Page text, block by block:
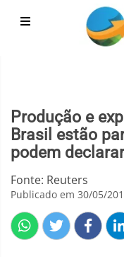
Produção e
Brasil estão
podem
Fonte: Reuters
Publicado em 30/05/